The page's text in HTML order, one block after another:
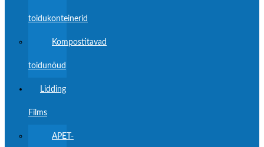
toidukonteinerid
Kompostitavad
toidunõud
Lidding
Films
APET-